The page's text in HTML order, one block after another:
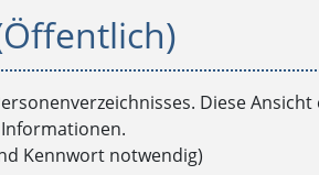
Diese
Kennwort notwendig)